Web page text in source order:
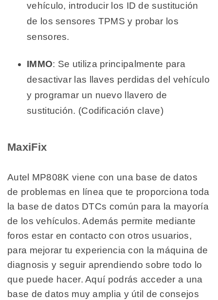
vehículo, introducir los ID de sustitución
de los sensores TPMS y probar los
sensores.
IMMO: Se utiliza principalmente para
desactivar las llaves perdidas del vehículo
y programar un nuevo llavero de
sustitución. (Codificación clave)
MaxiFix
Autel MP808K viene con una base de datos
de problemas en línea que te proporciona toda
la base de datos DTCs común para la mayoría
de los vehículos. Además permite mediante
foros estar en contacto con otros usuarios,
para mejorar tu experiencia con la máquina de
diagnosis y seguir aprendiendo sobre todo lo
que puede hacer. Aquí podrás acceder a una
base de datos muy amplia y útil de consejos